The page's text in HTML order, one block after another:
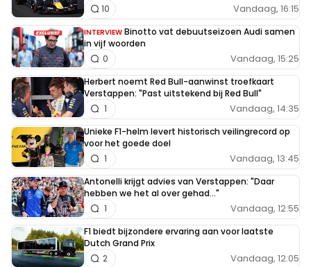
Vandaag, 16:15
10
INTERVIEW Binotto vat debuutseizoen Audi samen
in vijf woorden
Vandaag, 15:25
0
Herbert noemt Red Bull-aanwinst troefkaart
Verstappen: "Past uitstekend bij Red Bull"
Vandaag, 14:35
1
Unieke F1-helm levert historisch veilingrecord op
voor het goede doel
Vandaag, 13:45
1
Antonelli krijgt advies van Verstappen: "Daar
hebben we het al over gehad..."
Vandaag, 12:55
1
F1 biedt bijzondere ervaring aan voor laatste
Dutch Grand Prix
Vandaag, 12:05
2